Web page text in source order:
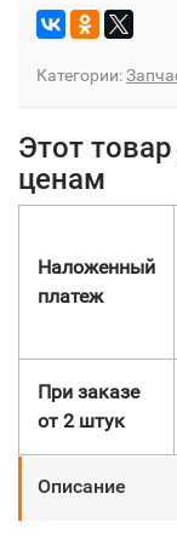
Категории:
Этот
ценам
Наложенный
платеж
При заказе
от 2 штук
Описание